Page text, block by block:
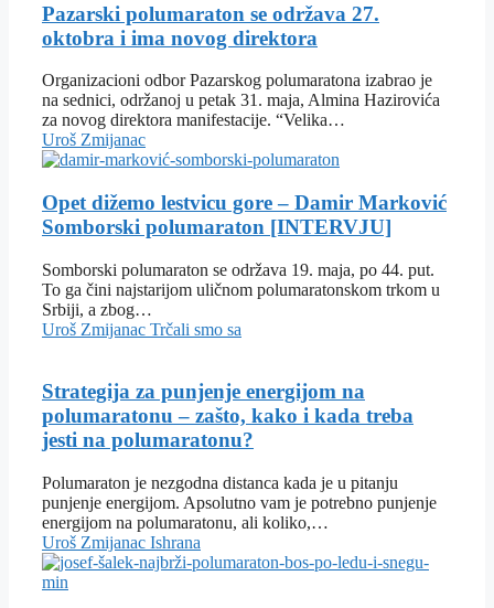
Pazarski polumaraton se održava 27.
oktobra i ima novog direktora
Organizacioni odbor Pazarskog polumaratona izabrao je
na sednici, održanoj u petak 31. maja, Almina Hazirovića
za novog direktora manifestacije. “Velika…
Uroš Zmijanac
Opet dižemo lestvicu gore – Damir Marković
Somborski polumaraton [INTERVJU]
Somborski polumaraton se održava 19. maja, po 44. put.
To ga čini najstarijom uličnom polumaratonskom trkom u
Srbiji, a zbog…
Uroš Zmijanac Trčali smo sa
Strategija za punjenje energijom na
polumaratonu – zašto, kako i kada treba
jesti na polumaratonu?
Polumaraton je nezgodna distanca kada je u pitanju
punjenje energijom. Apsolutno vam je potrebno punjenje
energijom na polumaratonu, ali koliko,…
Uroš Zmijanac Ishrana